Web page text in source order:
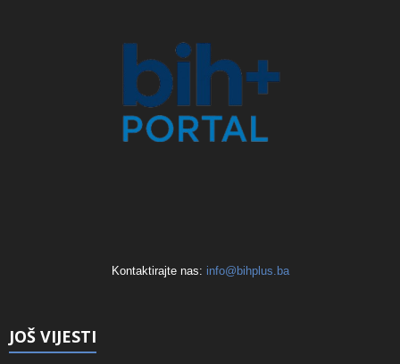
Kontaktirajte nas: info@bihplus.ba
JOŠ VIJESTI